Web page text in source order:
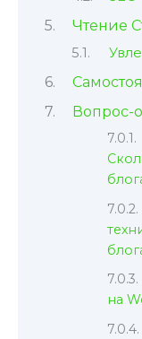
Чтение
Вопрос-
на